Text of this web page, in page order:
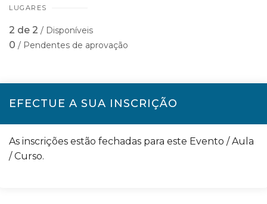
LUGARES
2 de 2 / Disponíveis
0 / Pendentes de aprovação
EFECTUE A SUA INSCRIÇÃO
As inscrições estão fechadas para este Evento / Aula
/ Curso.